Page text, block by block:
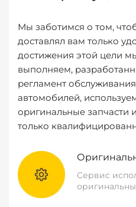
Мы заботимся о том,
доставлял вам только
достижения этой цели
выполняем,
регламент
автомобилей,
оригинальные запчасти
только
Сервис